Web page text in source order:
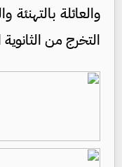
والعائلة بالتهنئة
التخرج من الثانوية